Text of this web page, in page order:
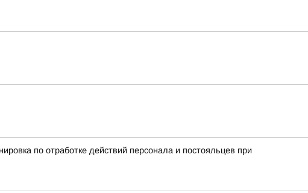
по отработке действий персонала и постояльцев при